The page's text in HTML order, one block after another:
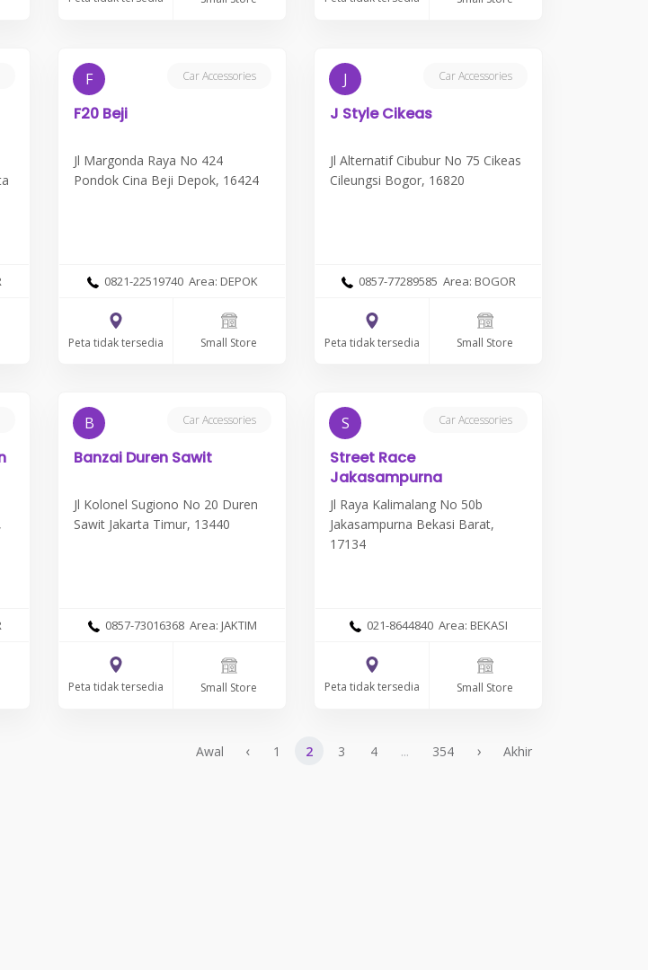
F Car Accessories
F20 Beji
Jl Margonda Raya No 424
Pondok Cina Beji Depok, 16424
0821-22519740 Area: DEPOK
Peta tidak tersedia Small Store
J Car Accessories
J Style Cikeas
Jl Alternatif Cibubur No 75 Cikeas
Cileungsi Bogor, 16820
0857-77289585 Area: BOGOR
Peta tidak tersedia Small Store
B Car Accessories
Banzai Duren Sawit
Jl Kolonel Sugiono No 20 Duren
Sawit Jakarta Timur, 13440
0857-73016368 Area: JAKTIM
Peta tidak tersedia Small Store
S Car Accessories
Street Race
Jakasampurna
Jl Raya Kalimalang No 50b
Jakasampurna Bekasi Barat,
17134
021-8644840 Area: BEKASI
Peta tidak tersedia Small Store
Awal ‹ 1 2 3 4 ... 354 › Akhir